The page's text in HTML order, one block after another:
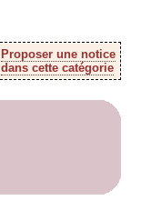
Proposer une notice
dans cette catégorie